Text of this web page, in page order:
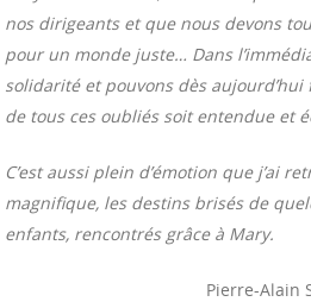
nos dirigeants et que nous devons
pour un monde juste… Dans
solidarité et pouvons dès
de tous ces oubliés soit entendue et
C’est aussi plein d’émotion que j’ai
magnifique, les destins brisés de
enfants, rencontrés grâce à Mary.
Pierre-Alain